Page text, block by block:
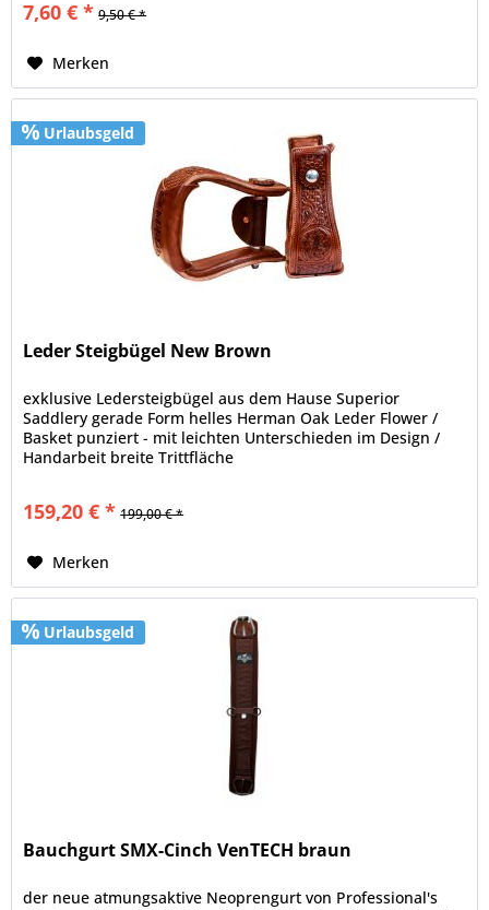
7,60 € * 9,50 € *
Merken
Urlaubsgeld
Leder Steigbügel New Brown
exklusive Ledersteigbügel aus dem Hause Superior
Saddlery gerade Form helles Herman Oak Leder Flower /
Basket punziert - mit leichten Unterschieden im Design /
Handarbeit breite Trittfläche
159,20 € * 199,00 € *
Merken
Urlaubsgeld
Bauchgurt SMX-Cinch VenTECH braun
der neue atmungsaktive Neoprengurt von Professional's